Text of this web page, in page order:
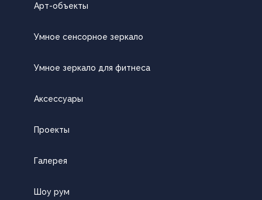
Арт-объекты
Умное сенсорное зеркало
Умное зеркало для фитнеса
Аксессуары
Проекты
Галерея
Шоу рум